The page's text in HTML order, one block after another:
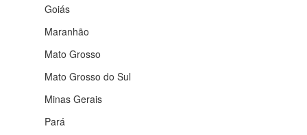
Goiás
Maranhão
Mato Grosso
Mato Grosso do Sul
Minas Gerais
Pará